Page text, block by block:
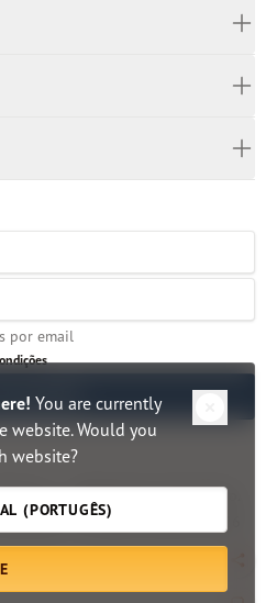
por email
INSCREVER
Ministérios Pão Diário.
All rights reserved.
You are currently
website. Would you
website?
(PORTUGÊS)